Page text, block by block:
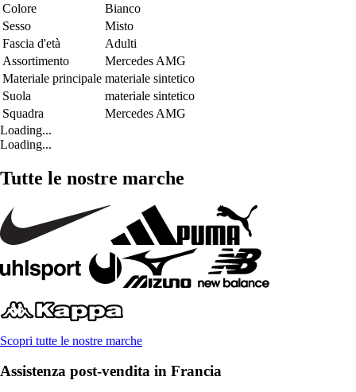
Colore
Bianco
Sesso
Misto
Fascia d'età
Adulti
Assortimento
Mercedes AMG
Materiale principale materiale sintetico
Suola
materiale sintetico
Squadra
Mercedes AMG
Loading...
Loading...
Tutte le nostre marche
Scopri tutte le nostre marche
Assistenza post-vendita in Francia